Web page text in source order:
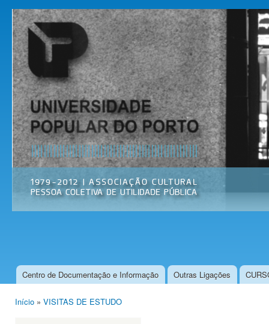
Universidade
Popular do
Porto
Associação
Cultural
Menu principal
Centro de Documentação e Informação Outras Ligações
Início » VISITAS DE ESTUDO